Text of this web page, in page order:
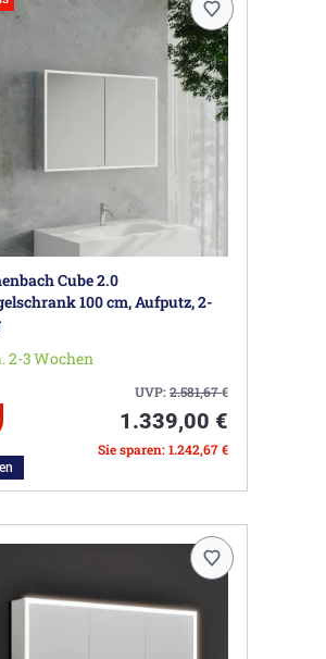
Cube 2.0
100 cm, Aufputz, 2-
2-3 Wochen
UVP:2.581,67€
1.339,00 €
Sie sparen: 1.242,67 €